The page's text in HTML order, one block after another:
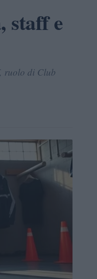
staff e
ruolo di Club